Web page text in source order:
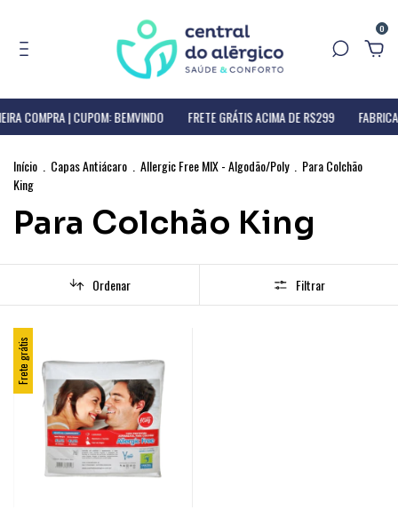
0
COMPRA | CUPOM: BEMVINDO FRETE GRÁTIS ACIMA DE R$299
Início Capas Antiácaro Allergic Free MIX - Algodão/Poly
Para Colchão
King
Para Colchão King
Ordenar Filtrar
Frete grátis